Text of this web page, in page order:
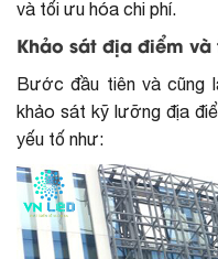
và tối ưu hóa chi phí.
Khảo sát địa điểm
Bước đầu tiên và cũng
khảo sát kỹ lưỡng địa
yếu tố như: